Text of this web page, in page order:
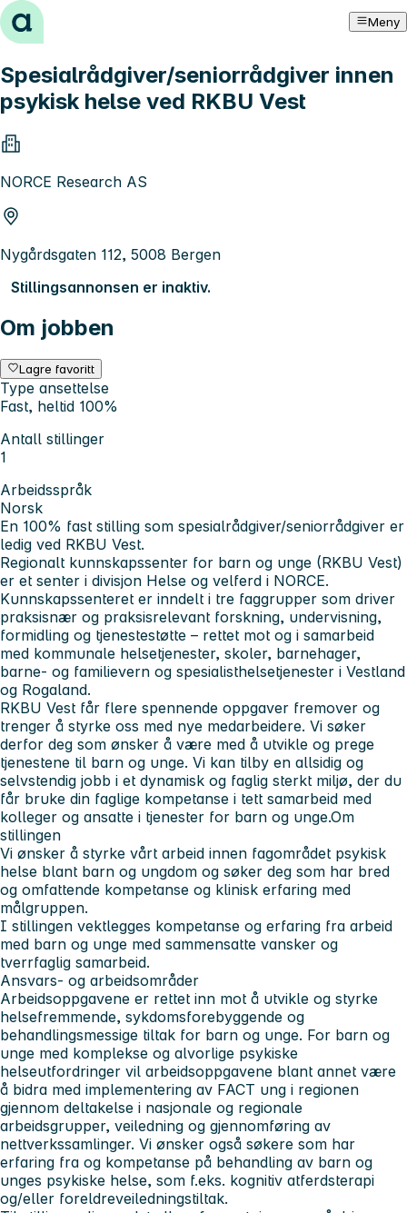
Hopp til innhold Meny
Spesialrådgiver/seniorrådgiver innen
psykisk helse ved RKBU Vest
NORCE Research AS
Nygårdsgaten 112, 5008 Bergen
Stillingsannonsen er inaktiv.
Om jobben
Lagre favoritt
Type ansettelse
Fast, heltid 100%
Antall stillinger
1
Arbeidsspråk
Norsk
En 100% fast stilling som spesialrådgiver/seniorrådgiver er
ledig ved RKBU Vest.
Regionalt kunnskapssenter for barn og unge (RKBU Vest)
er et senter i divisjon Helse og velferd i NORCE.
Kunnskapssenteret er inndelt i tre faggrupper som driver
praksisnær og praksisrelevant forskning, undervisning,
formidling og tjenestestøtte – rettet mot og i samarbeid
med kommunale helsetjenester, skoler, barnehager,
barne- og familievern og spesialisthelsetjenester i Vestland
og Rogaland.
RKBU Vest får flere spennende oppgaver fremover og
trenger å styrke oss med nye medarbeidere. Vi søker
derfor deg som ønsker å være med å utvikle og prege
tjenestene til barn og unge. Vi kan tilby en allsidig og
selvstendig jobb i et dynamisk og faglig sterkt miljø, der du
får bruke din faglige kompetanse i tett samarbeid med
kolleger og ansatte i tjenester for barn og unge.Om
stillingen
Vi ønsker å styrke vårt arbeid innen fagområdet psykisk
helse blant barn og ungdom og søker deg som har bred
og omfattende kompetanse og klinisk erfaring med
målgruppen.
I stillingen vektlegges kompetanse og erfaring fra arbeid
med barn og unge med sammensatte vansker og
tverrfaglig samarbeid.
Ansvars- og arbeidsområder
Arbeidsoppgavene er rettet inn mot å utvikle og styrke
helsefremmende, sykdomsforebyggende og
behandlingsmessige tiltak for barn og unge. For barn og
unge med komplekse og alvorlige psykiske
helseutfordringer vil arbeidsoppgavene blant annet være
å bidra med implementering av FACT ung i regionen
gjennom deltakelse i nasjonale og regionale
arbeidsgrupper, veiledning og gjennomføring av
nettverkssamlinger. Vi ønsker også søkere som har
erfaring fra og kompetanse på behandling av barn og
unges psykiske helse, som f.eks. kognitiv atferdsterapi
og/eller foreldreveiledningstiltak.